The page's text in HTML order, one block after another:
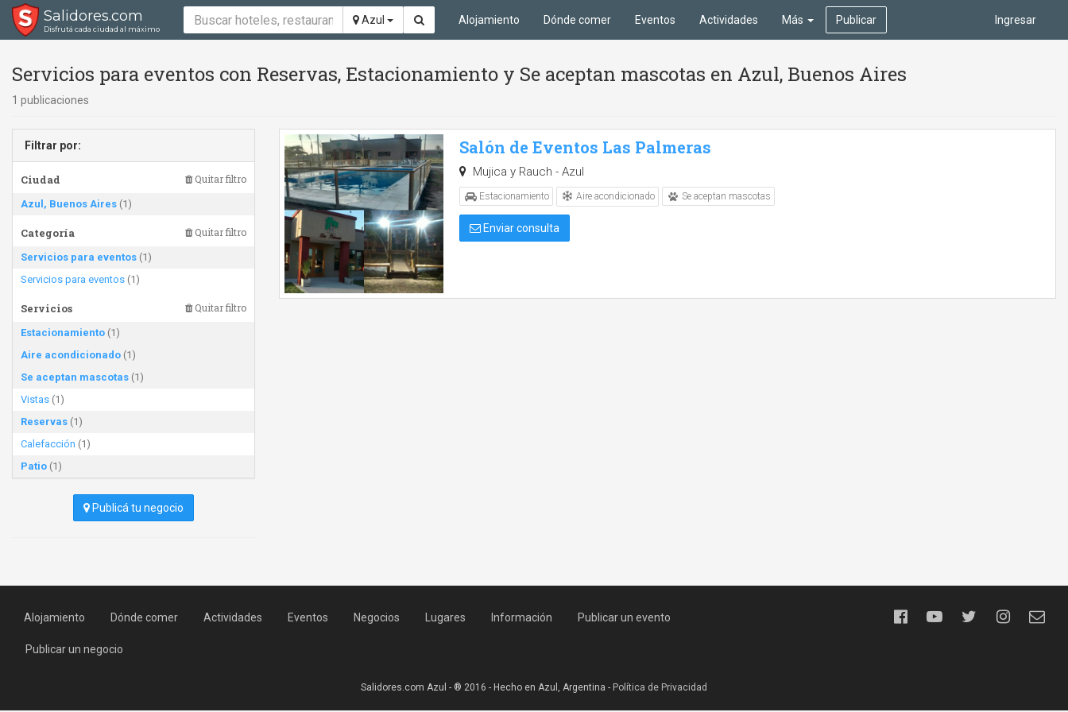
Salidores.com
Disfrutá cada ciudad al máximo
Azul Ingresar
Alojamiento Dónde comer Eventos Actividades Más Publicar
Servicios para eventos con Reservas, Estacionamiento y Se aceptan mascotas en Azul, Buenos Aires
1 publicaciones
Filtrar por:
Ciudad Quitar filtro
Azul, Buenos Aires (1)
Categoría Quitar filtro
Servicios para eventos (1)
Servicios para eventos (1)
Servicios Quitar filtro
Estacionamiento (1)
Aire acondicionado (1)
Se aceptan mascotas (1)
Vistas (1)
Reservas (1)
Calefacción (1)
Patio (1)
Publicá tu negocio
Salón de Eventos Las Palmeras
Mujica y Rauch - Azul
Estacionamiento Aire acondicionado Se aceptan mascotas
Enviar consulta
Alojamiento Dónde comer Actividades Eventos Negocios Lugares Información Publicar un evento
Publicar un negocio
Salidores.com Azul - ® 2016 - Hecho en Azul, Argentina - Política de Privacidad